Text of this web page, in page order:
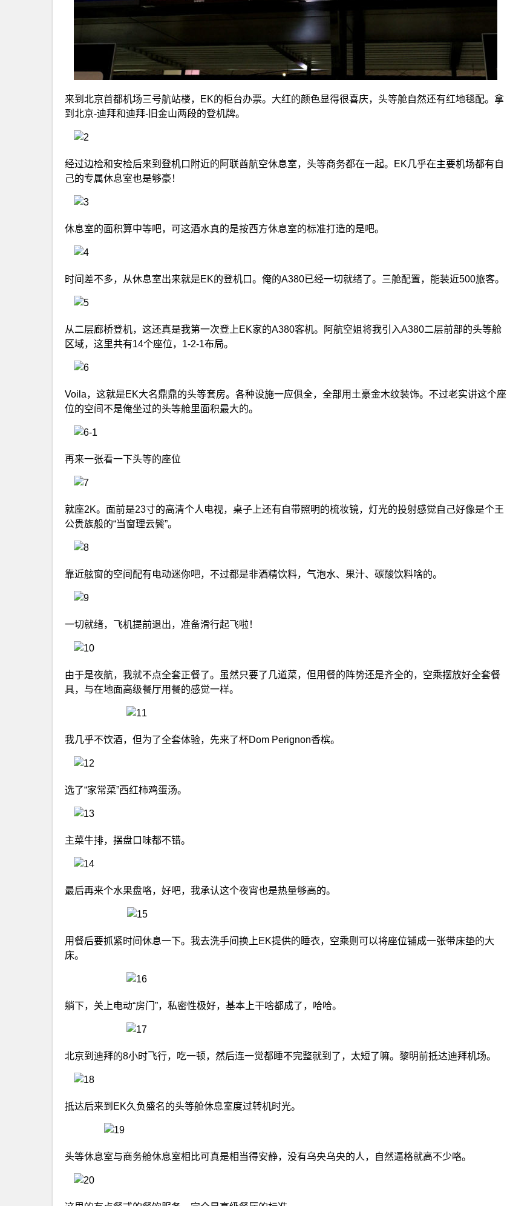
来到北京首都机场三号航站楼，EK的柜台办票。大红的颜色显得很喜庆，头等舱自然还有红地毯配。拿
到北京-迪拜和迪拜-旧金山两段的登机牌。
经过边检和安检后来到登机口附近的阿联酋航空休息室，头等商务都在一起。EK几乎在主要机场都有自
己的专属休息室也是够豪！
休息室的面积算中等吧，可这酒水真的是按西方休息室的标准打造的是吧。
时间差不多，从休息室出来就是EK的登机口。俺的A380已经一切就绪了。三舱配置，能装近500旅客。
从二层廊桥登机，这还真是我第一次登上EK家的A380客机。阿航空姐将我引入A380二层前部的头等舱
区域，这里共有14个座位，1-2-1布局。
Voila，这就是EK大名鼎鼎的头等套房。各种设施一应俱全，全部用土豪金木纹装饰。不过老实讲这个座
位的空间不是俺坐过的头等舱里面积最大的。
再来一张看一下头等的座位
就座2K。面前是23寸的高清个人电视，桌子上还有自带照明的梳妆镜，灯光的投射感觉自己好像是个王
公贵族般的“当窗理云鬓”。
靠近舷窗的空间配有电动迷你吧，不过都是非酒精饮料，气泡水、果汁、碳酸饮料啥的。
一切就绪，飞机提前退出，准备滑行起飞啦！
由于是夜航，我就不点全套正餐了。虽然只要了几道菜，但用餐的阵势还是齐全的，空乘摆放好全套餐
具，与在地面高级餐厅用餐的感觉一样。
我几乎不饮酒，但为了全套体验，先来了杯Dom Perignon香槟。
选了“家常菜”西红柿鸡蛋汤。
主菜牛排，摆盘口味都不错。
最后再来个水果盘咯，好吧，我承认这个夜宵也是热量够高的。
用餐后要抓紧时间休息一下。我去洗手间换上EK提供的睡衣，空乘则可以将座位铺成一张带床垫的大
床。
躺下，关上电动“房门”，私密性极好，基本上干啥都成了，哈哈。
北京到迪拜的8小时飞行，吃一顿，然后连一觉都睡不完整就到了，太短了嘛。黎明前抵达迪拜机场。
抵达后来到EK久负盛名的头等舱休息室度过转机时光。
头等休息室与商务舱休息室相比可真是相当得安静，没有乌央乌央的人，自然逼格就高不少咯。